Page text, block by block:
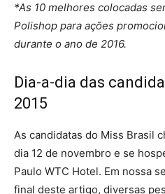
*As 10 melhores colocadas
Polishop para ações
durante o ano de 2016.
Dia-a-dia das
2015
As candidatas do Miss Brasil
dia 12 de novembro e se
Paulo WTC Hotel. Em nossa
final deste artigo, diversas